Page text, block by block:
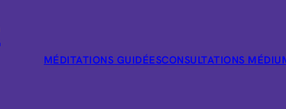
MÉDITATIONS GUIDÉESCONSULTATIONS